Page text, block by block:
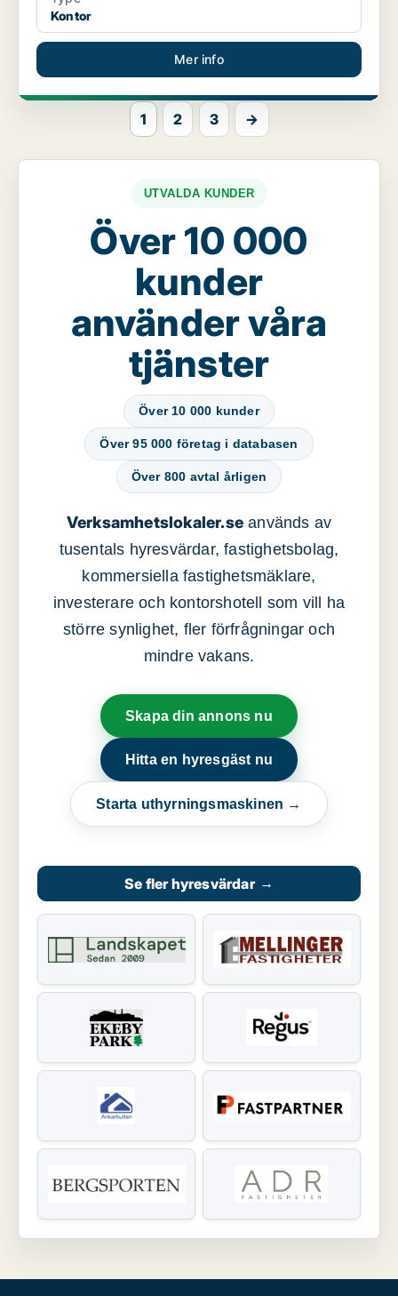
Kontor
Mer info
1 2 3 →
UTVALDA KUNDER
Över 10 000
kunder
använder våra
tjänster
Över 10 000 kunder
Över 95 000 företag i databasen
Över 800 avtal årligen
Verksamhetslokaler.se används av
tusentals hyresvärdar, fastighetsbolag,
kommersiella fastighetsmäklare,
investerare och kontorshotell som vill ha
större synlighet, fler förfrågningar och
mindre vakans.
Skapa din annons nu
Hitta en hyresgäst nu
Starta uthyrningsmaskinen →
Se fler hyresvärdar →